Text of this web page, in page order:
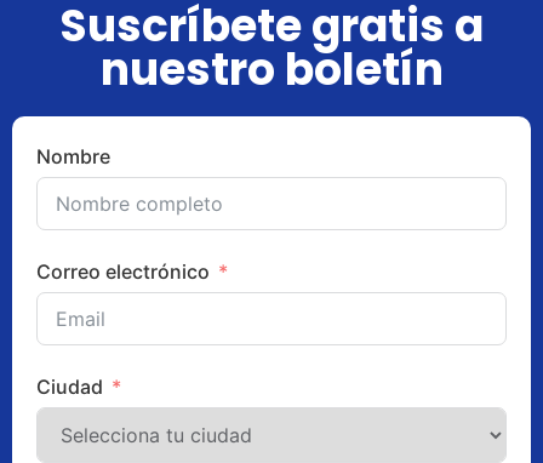
Suscríbete gratis a
nuestro boletín
Nombre
Correo electrónico
Ciudad